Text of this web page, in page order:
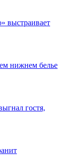
выстраивает
нижнем белье
гостя,